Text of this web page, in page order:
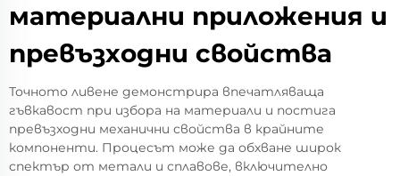
материални приложения и
превъзходни свойства
Точното ливене демонстрира впечатляваща
гъвкавост при избора на материали и постига
превъзходни механични свойства в крайните
компоненти. Процесът може да обхване широк
спектър от метали и сплавове, включително